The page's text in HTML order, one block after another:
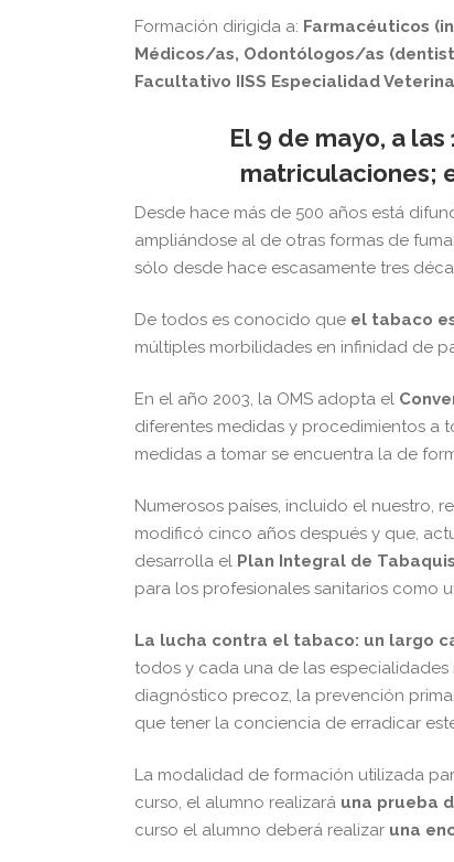
Formación dirigida a: Farmacéuticos
Médicos/as, Odontólogos/as
Facultativo IISS Especialidad
El 9 de mayo, a
matriculaciones;
Desde hace más de 500 años está
ampliándose al de otras formas de
sólo desde hace escasamente tres
De todos es conocido que el tabaco
múltiples morbilidades en infinidad de
En el año 2003, la OMS adopta el
diferentes medidas y procedimientos a
medidas a tomar se encuentra la de
Numerosos países, incluido el nuestro,
modificó cinco años después y que,
desarrolla el Plan Integral de
para los profesionales sanitarios como
La lucha contra el tabaco: un largo
todos y cada una de las
diagnóstico precoz, la prevención
que tener la conciencia de erradicar
La modalidad de formación utilizada
curso, el alumno realizará una prueba
curso el alumno deberá realizar una